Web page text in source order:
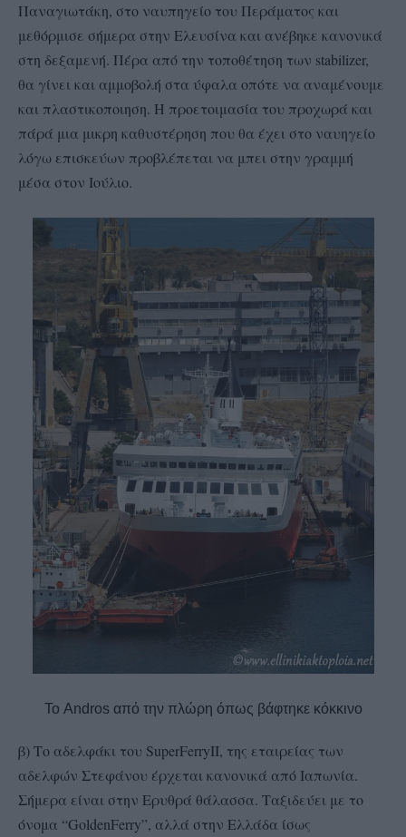
Παναγιωτάκη, στο ναυπηγείο του Περάματος και
μεθόρμισε σήμερα στην Ελευσίνα και ανέβηκε κανονικά
στη δεξαμενή. Πέρα από την τοποθέτηση των stabilizer,
θα γίνει και αμμοβολή στα ύφαλα οπότε να αναμένουμε
και πλαστικοποιηση. Η προετοιμασία του προχωρά και
πάρά μια μικρη καθυστέρηση που θα έχει στο ναυηγείο
λόγω επισκεύων προβλέπεται να μπει στην γραμμή
μέσα στον Ιούλιο.
Το Andros από την πλώρη όπως βάφτηκε κόκκινο
β) Το αδελφάκι του SuperFerryII, της εταιρείας των
αδελφών Στεφάνου έρχεται κανονικά από Ιαπωνία.
Σήμερα είναι στην Ερυθρά θάλασσα. Ταξιδεύει με το
όνομα “GoldenFerry”, αλλά στην Ελλάδα ίσως